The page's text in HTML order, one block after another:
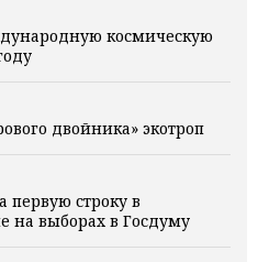
космическую
двойника» экотроп
первую строку в
на выборах в Госдуму